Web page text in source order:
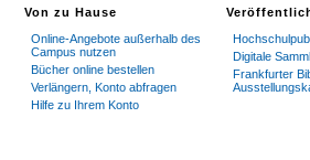
Von zu Hause
Online-Angebote außerhalb des
Campus nutzen
Bücher online bestellen
Verlängern, Konto abfragen
Hilfe zu Ihrem Konto
Digitale
Frankfurter